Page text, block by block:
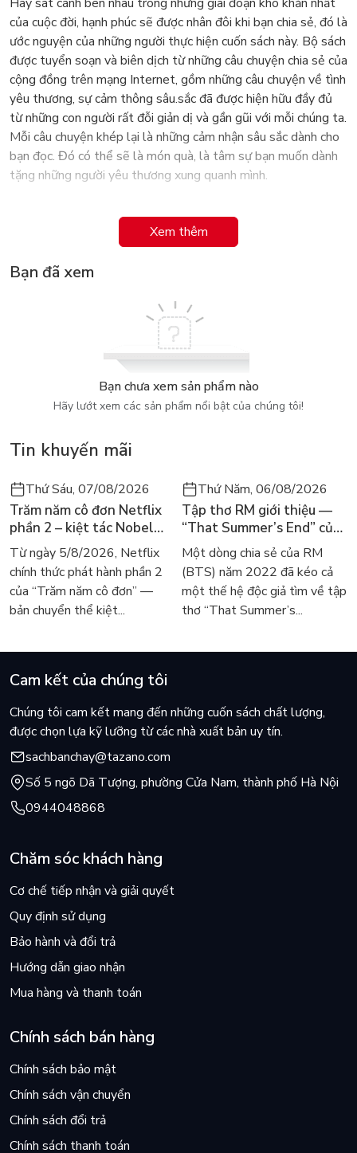
của cuộc đời, hạnh phúc sẽ được nhân đôi khi bạn chia sẻ, đó là
ước nguyện của những người thực hiện cuốn sách này. Bộ sách
được tuyển soạn và biên dịch từ những câu chuyện chia sẻ của
cộng đồng trên mạng Internet, gồm những câu chuyện về tình
yêu thương, sự cảm thông sâu.sắc đã được hiện hữu đầy đủ
từ những con người rất đỗi giản dị và gần gũi với mỗi chúng ta.
Mỗi câu chuyện khép lại là những cảm nhận sâu sắc dành cho
bạn đọc. Đó có thể sẽ là món quà, là tâm sự bạn muốn dành
tặng những người yêu thương xung quanh mình.
Xem thêm
Bạn đã xem
Bạn chưa xem sản phẩm nào
Hãy lướt xem các sản phẩm nổi bật của chúng tôi!
Tin khuyến mãi
Thứ Sáu, 07/08/2026
Trăm năm cô đơn Netflix
phần 2 – kiệt tác Nobel
trở lại màn ảnh, dòng
người tìm đọc lại García
Márquez
Từ ngày 5/8/2026, Netflix
chính thức phát hành phần 2
của “Trăm năm cô đơn” —
bản chuyển thể kiệt...
Thứ Năm, 06/08/2026
Tập thơ RM giới thiệu —
“That Summer’s End” của
Lee Seong-bok ra mắt bản
tiếng Anh sau 4 năm gây
sốt
Một dòng chia sẻ của RM
(BTS) năm 2022 đã kéo cả
một thế hệ độc giả tìm về tập
thơ “That Summer’s...
Cam kết của chúng tôi
Chúng tôi cam kết mang đến những cuốn sách chất lượng,
được chọn lựa kỹ lưỡng từ các nhà xuất bản uy tín.
sachbanchay@tazano.com
Số 5 ngõ Dã Tượng, phường Cửa Nam, thành phố Hà Nội
0944048868
Chăm sóc khách hàng
Cơ chế tiếp nhận và giải quyết
Quy định sử dụng
Bảo hành và đổi trả
Hướng dẫn giao nhận
Mua hàng và thanh toán
Chính sách bán hàng
Chính sách bảo mật
Chính sách vận chuyển
Chính sách đổi trả
Chính sách thanh toán